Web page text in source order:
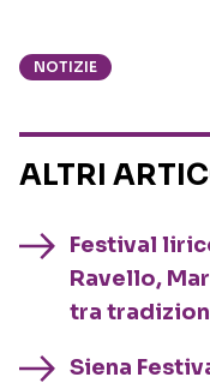
NOTIZIE
ALTRI
Festival
Ravello,
tra
Siena